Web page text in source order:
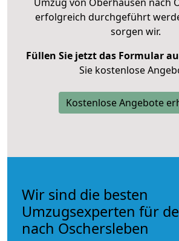
erfolgreich durchgeführt
sorgen wir.
Füllen Sie jetzt das Formular
Sie kostenlose
Kostenlose Angebote
Wir sind die besten
Umzugsexperten für
nach Oschersleben